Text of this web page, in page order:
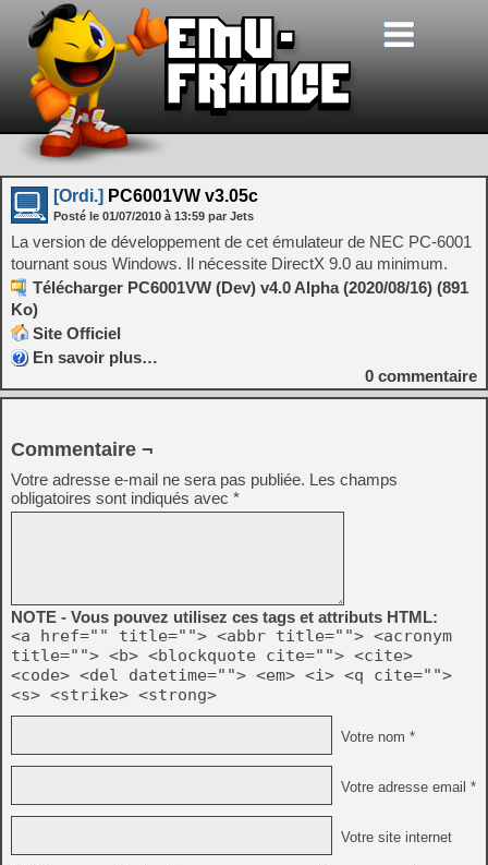
[Ordi.] PC6001VW v3.05c
Posté le 01/07/2010 à 13:59 par Jets
La version de développement de cet émulateur de NEC PC-6001
tournant sous Windows. Il nécessite DirectX 9.0 au minimum.
Télécharger PC6001VW (Dev) v4.0 Alpha (2020/08/16) (891
Ko)
Site Officiel
En savoir plus…
0 commentaire
Commentaire ¬
Votre adresse e-mail ne sera pas publiée. Les champs
obligatoires sont indiqués avec *
NOTE - Vous pouvez utilisez ces tags et attributs HTML:
<a href="" title=""> <abbr title=""> <acronym
title=""> <b> <blockquote cite=""> <cite>
<code> <del datetime=""> <em> <i> <q cite="">
<s> <strike> <strong>
Votre nom *
Votre adresse email *
Votre site internet